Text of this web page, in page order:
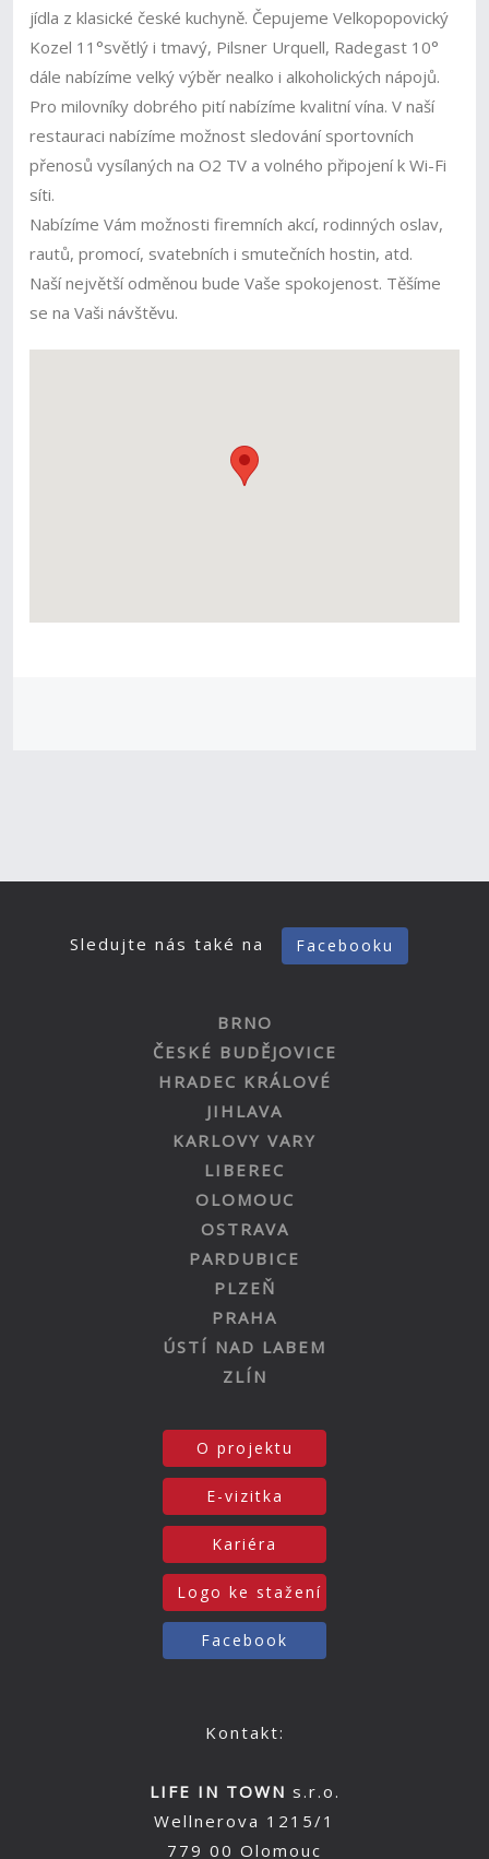
jídla z klasické české kuchyně. Čepujeme Velkopopovický
Kozel 11°světlý i tmavý, Pilsner Urquell, Radegast 10°
dále nabízíme velký výběr nealko i alkoholických nápojů.
Pro milovníky dobrého pití nabízíme kvalitní vína. V naší
restauraci nabízíme možnost sledování sportovních
přenosů vysílaných na O2 TV a volného připojení k Wi-Fi
síti.
Nabízíme Vám možnosti firemních akcí, rodinných oslav,
rautů, promocí, svatebních i smutečních hostin, atd.
Naší největší odměnou bude Vaše spokojenost. Těšíme
se na Vaši návštěvu.
Sledujte nás také na Facebooku
BRNO
ČESKÉ BUDĚJOVICE
HRADEC KRÁLOVÉ
JIHLAVA
KARLOVY VARY
LIBEREC
OLOMOUC
OSTRAVA
PARDUBICE
PLZEŇ
PRAHA
ÚSTÍ NAD LABEM
ZLÍN
O projektu
E-vizitka
Kariéra
Logo ke stažení
Facebook
Kontakt:
LIFE IN TOWN s.r.o.
Wellnerova 1215/1
779 00 Olomouc